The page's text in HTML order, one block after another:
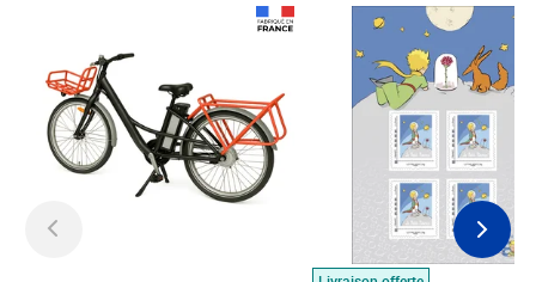
Prix 7,50€